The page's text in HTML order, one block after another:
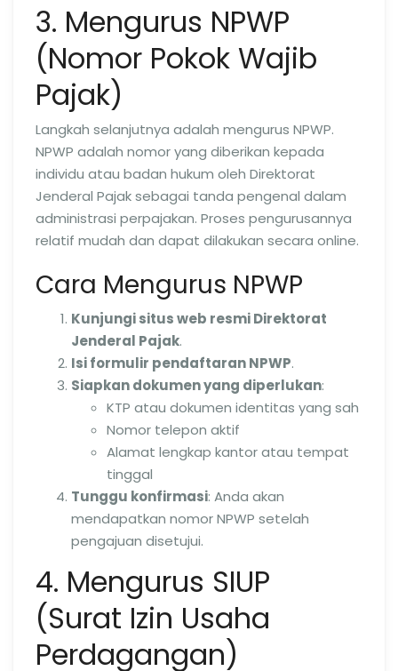
3. Mengurus NPWP
(Nomor Pokok Wajib
Pajak)
Langkah selanjutnya adalah mengurus NPWP.
NPWP adalah nomor yang diberikan kepada
individu atau badan hukum oleh Direktorat
Jenderal Pajak sebagai tanda pengenal dalam
administrasi perpajakan. Proses pengurusannya
relatif mudah dan dapat dilakukan secara online.
Cara Mengurus NPWP
Kunjungi situs web resmi Direktorat
Jenderal Pajak.
Isi formulir pendaftaran NPWP.
Siapkan dokumen yang diperlukan:
KTP atau dokumen identitas yang sah
Nomor telepon aktif
Alamat lengkap kantor atau tempat
tinggal
Tunggu konfirmasi: Anda akan
mendapatkan nomor NPWP setelah
pengajuan disetujui.
4. Mengurus SIUP
(Surat Izin Usaha
Perdagangan)